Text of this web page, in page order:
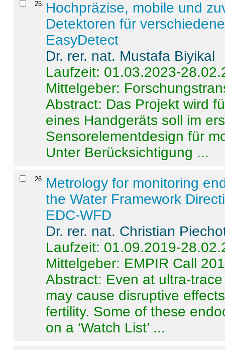
25. Hochpräzise, mobile und
Detektoren für
EasyDetect
Dr. rer. nat. Mustafa Biyikal
Laufzeit: 01.03.2023-
Mittelgeber:
Abstract: Das Projekt wird
eines Handgeräts soll im
Sensorelementdesign für
Unter Berücksichtigung ...
26. Metrology for monitoring
the Water Framework
EDC-WFD
Dr. rer. nat. Christian
Laufzeit: 01.09.2019-
Mittelgeber: EMPIR Call
Abstract: Even at ultra-
may cause disruptive
fertility. Some of these
on a ‘Watch List’ ...